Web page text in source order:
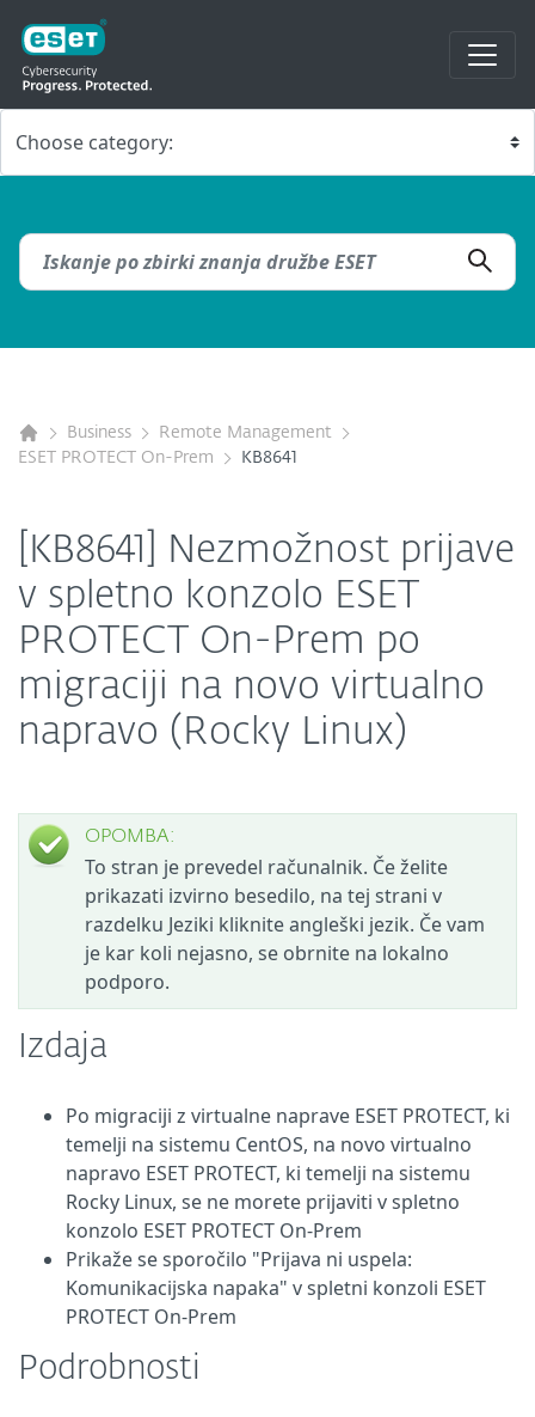
Business
Remote Management
ESET PROTECT On-Prem
KB8641
[KB8641] Nezmožnost prijave
v spletno konzolo ESET
PROTECT On-Prem po
migraciji na novo virtualno
napravo (Rocky Linux)
OPOMBA:
To stran je prevedel računalnik. Če želite
prikazati izvirno besedilo, na tej strani v
razdelku Jeziki kliknite angleški jezik. Če vam
je kar koli nejasno, se obrnite na lokalno
podporo.
Izdaja
Po migraciji z virtualne naprave ESET PROTECT, ki
temelji na sistemu CentOS, na novo virtualno
napravo ESET PROTECT, ki temelji na sistemu
Rocky Linux, se ne morete prijaviti v spletno
konzolo ESET PROTECT On-Prem
Prikaže se sporočilo "Prijava ni uspela:
Komunikacijska napaka" v spletni konzoli ESET
PROTECT On-Prem
Podrobnosti